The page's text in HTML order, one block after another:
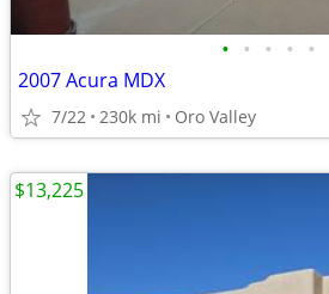
• • • • •
2007 Acura MDX
7/22 230k mi Oro Valley
$13,225